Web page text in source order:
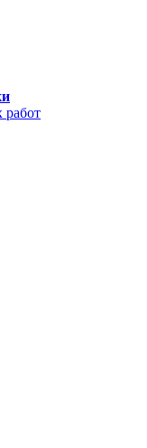
работ